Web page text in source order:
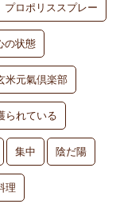
プロポリススプレー
の状態
米元氣倶楽部
られている
集中 陰だ陽
理